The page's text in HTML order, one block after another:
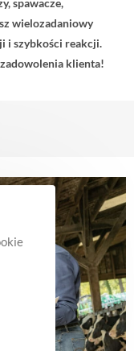
spawacze,
wielozadaniowy
i szybkości reakcji.
klienta!